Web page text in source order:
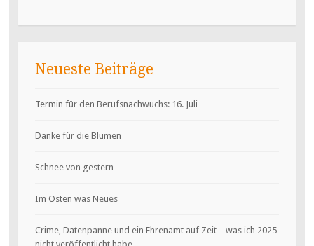
Neueste Beiträge
Termin für den Berufsnachwuchs: 16. Juli
Danke für die Blumen
Schnee von gestern
Im Osten was Neues
Crime, Datenpanne und ein Ehrenamt auf Zeit – was ich 2025